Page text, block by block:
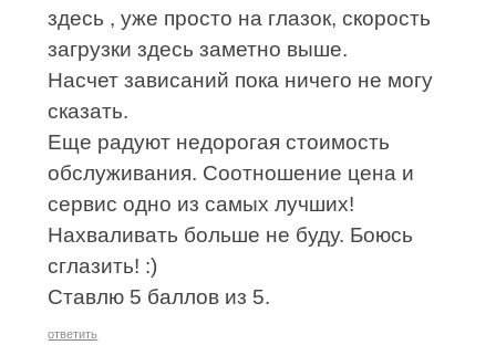
здесь , уже просто на глазок, скорость
загрузки здесь заметно выше.
Насчет зависаний пока ничего не могу
сказать.
Еще радуют недорогая стоимость
обслуживания. Соотношение цена и
сервис одно из самых лучших!
Нахваливать больше не буду. Боюсь
сглазить! :)
Ставлю 5 баллов из 5.
ответить